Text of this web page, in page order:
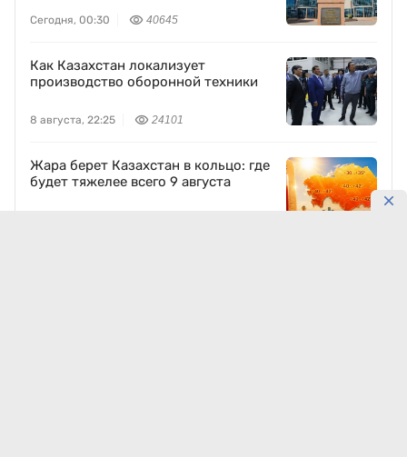
Сегодня, 00:30 40645
Как Казахстан локализует
производство оборонной техники
8 августа, 22:25 24101
Жара берет Казахстан в кольцо: где
будет тяжелее всего 9 августа